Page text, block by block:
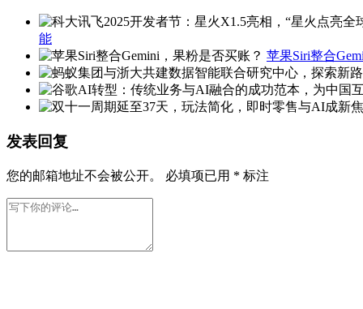
能
苹果Siri整合
发表回复
您的邮箱地址不会被公开。 必填项已用 * 标注